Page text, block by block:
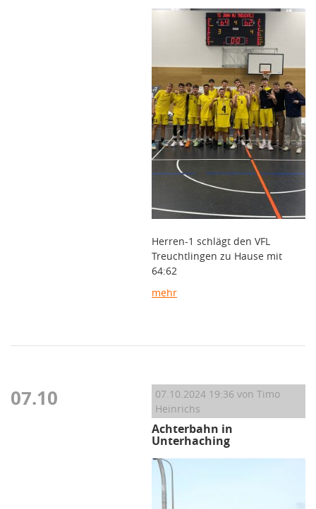
Herren-1 schlägt den VFL
Treuchtlingen zu Hause mit
64:62
mehr
07.10 07.10.2024 19:36 von Timo
Heinrichs
Achterbahn in
Unterhaching